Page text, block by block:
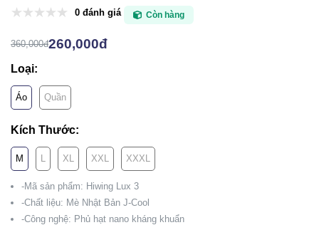
0 đánh giá Còn hàng
360,000đ260,000đ
Loại:
Áo Quần
Kích Thước:
M L XL XXL XXXL
-Mã sản phẩm: Hiwing Lux 3
-Chất liệu: Mè Nhật Bản J-Cool
-Công nghệ: Phủ hạt nano kháng khuẩn